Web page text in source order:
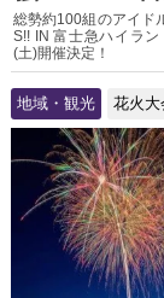
総勢約100組のアイド
S!! IN 富士急ハイラ
(土)開催決定！
地域・観光 花火大